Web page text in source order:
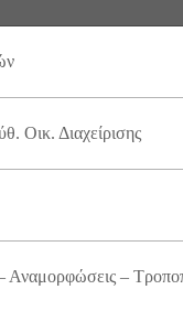
Οικ. Διαχείρισης
Αναμορφώσεις –